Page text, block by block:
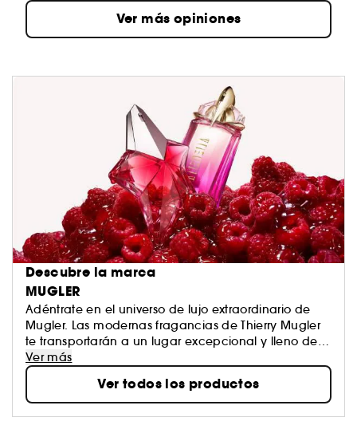
Ver más opiniones
Descubre la marca
MUGLER
Adéntrate en el universo de lujo extraordinario de
Mugler. Las modernas fragancias de Thierry Mugler
te transportarán a un lugar excepcional y lleno de
innovación. Cada uno de sus perfumes guarda en
su esencia los principios de la marca: pasión,
valentía, perfeccionismo y mucha emoción. Déjate
llevar por la sensualidad y el magnetismo del
espíritu creativo de la marca.
Ver más
Ver todos los productos